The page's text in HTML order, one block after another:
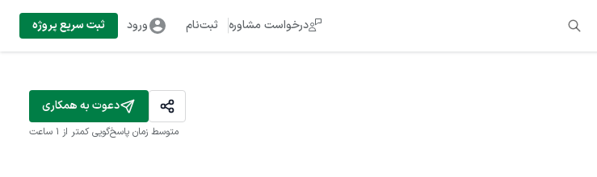
درخواست مشاوره ثبت‌نام ورود ثبت سریع پروژه
دعوت به همکاری
متوسط زمان پاسخ‌گویی کمتر از 1 ساعت